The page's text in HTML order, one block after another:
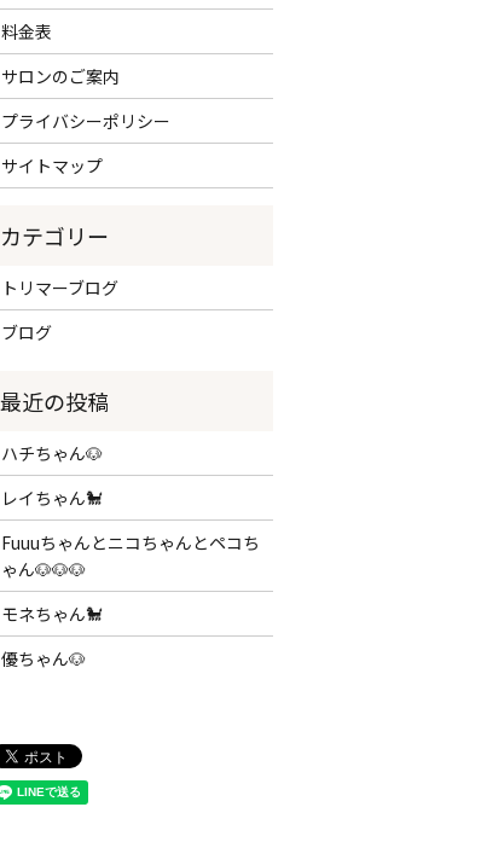
料金表
サロンのご案内
プライバシーポリシー
サイトマップ
トリマーブログ
ブログ
ハチちゃん🐶
レイちゃん🐩
Fuuuちゃんとニコちゃんとペコち
ゃん🐶🐶🐶
モネちゃん🐩
優ちゃん🐶